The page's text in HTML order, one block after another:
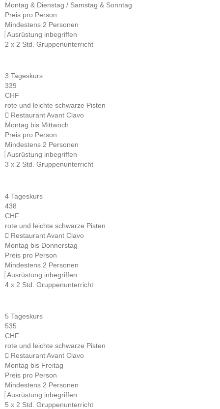
Montag & Dienstag / Samstag & Sonntag
Preis pro Person
Mindestens 2 Personen
Ausrüstung inbegriffen
2 x 2 Std. Gruppenunterricht
3 Tageskurs
339
CHF
rote und leichte schwarze Pisten
Restaurant Avant Clavo
Montag bis Mittwoch
Preis pro Person
Mindestens 2 Personen
Ausrüstung inbegriffen
3 x 2 Std. Gruppenunterricht
4 Tageskurs
438
CHF
rote und leichte schwarze Pisten
Restaurant Avant Clavo
Montag bis Donnerstag
Preis pro Person
Mindestens 2 Personen
Ausrüstung inbegriffen
4 x 2 Std. Gruppenunterricht
5 Tageskurs
535
CHF
rote und leichte schwarze Pisten
Restaurant Avant Clavo
Montag bis Freitag
Preis pro Person
Mindestens 2 Personen
Ausrüstung inbegriffen
5 x 2 Std. Gruppenunterricht